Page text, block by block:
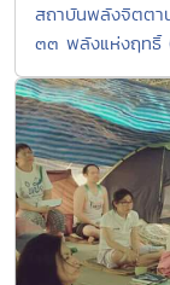
สถาบันพลังจิตตา
๓๓ พลังแห่งฤทธิ์